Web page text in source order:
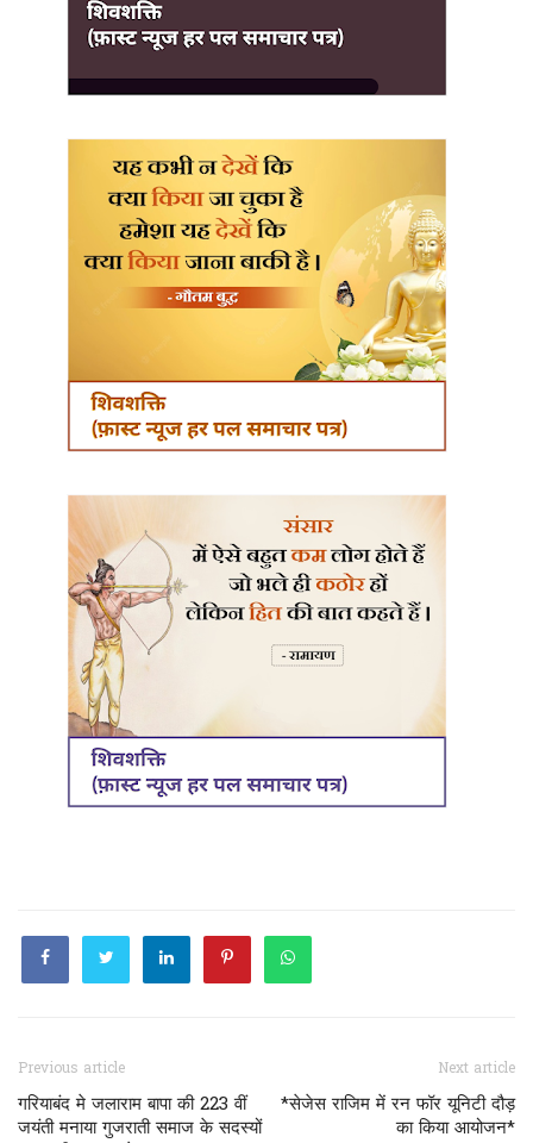
Previous article
गरियाबंद मे जलाराम बापा की 223 वीं
जयंती मनाया गुजराती समाज के सदस्यों
Next article
*सेजेस राजिम में रन फॉर यूनिटी दौड़
का किया आयोजन*